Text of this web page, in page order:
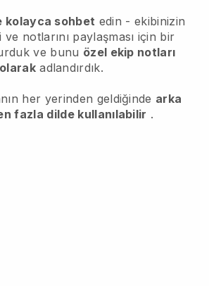
kolayca sohbet edin - ekibinizin
notlarını paylaşması için bir
ve bunu özel ekip notları
olarakadlandırdık.
her yerinden geldiğinde arka
fazla dilde kullanılabilir .